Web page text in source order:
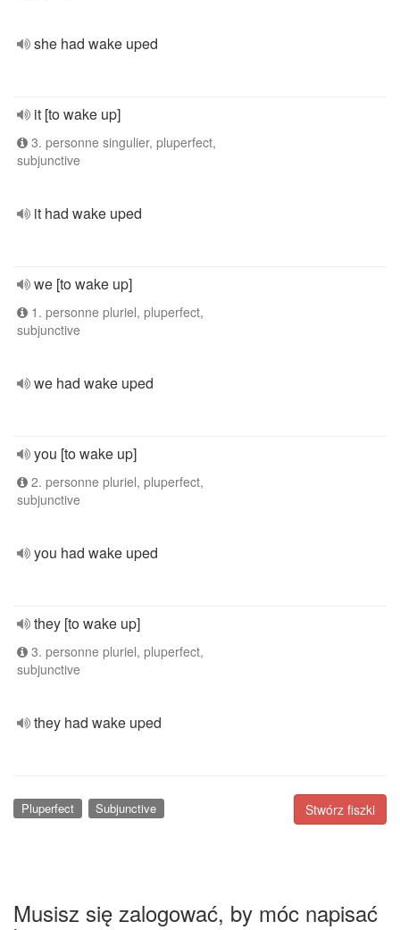
she had wake uped
it [to wake up]
3. personne singulier, pluperfect,
subjunctive
it had wake uped
we [to wake up]
1. personne pluriel, pluperfect,
subjunctive
we had wake uped
you [to wake up]
2. personne pluriel, pluperfect,
subjunctive
you had wake uped
they [to wake up]
3. personne pluriel, pluperfect,
subjunctive
they had wake uped
Stwórz fiszki
Pluperfect Subjunctive
Musisz się zalogować, by móc napisać